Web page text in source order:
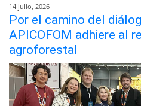
14 julio, 2026
Por el camino del
APICOFOM adhiere al
agroforestal